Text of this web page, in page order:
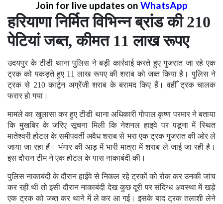
Join for live updates on WhatsApp
हरियाणा निर्मित विभिन्न ब्रांड की 210
पेटियां जब्त, कीमत 11 लाख रूपए
उदयपुर के टीडी थाना पुलिस ने बड़ी कार्रवाई करते हुए गुजरात जा रहे एक
ट्रक को पकड़ते हुए 11 लाख रूपए की शराब को जब्त किया है। पुलिस ने
ट्रक से 210 कार्टून अग्रेंजी शराब के बरामद किए हैं। वहीँ ट्रक चालक
फरार हो गया।
मामले का खुलासा कर हुए टीडी थाना अधिकारी गोपाल कृष्ण परमार ने बताया
कि मुखबिर के जरिए सूचना मिली कि नेशनल हाइवे पर पडूना में स्थित
मातेश्वरी होटल के समीपवर्ती अवैध शराब से भरा एक ट्रक गुजरात की ओर ले
जाया जा रहा हैं। भंगार की आड़ में भारी मात्रा में शराब ले जाई जा रही है।
इस दौरान टीम ने एक होटल के पास नाकाबंदी की।
पुलिस नाकाबंदी के दौरान हाईवे से निकल रहे ट्रकों को रोक कर उनकी जांच
कर रही थी तो इसी दौरान नाकाबंदी देख कुछ दूरी पर संदिग्ध अवस्था में खड़े
एक ट्रक को जब्त कर थाने में ले कर आ गई। इसके बाद ट्रक तलाशी लेने